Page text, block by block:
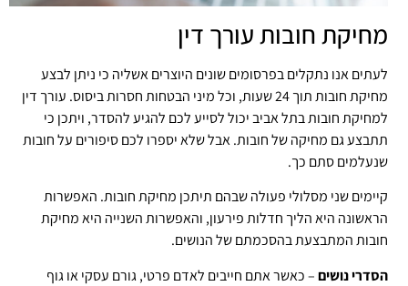
מחיקת חובות עורך דין
לעתים אנו נתקלים בפרסומים שונים היוצרים אשליה כי ניתן לבצע
מחיקת חובות תוך 24 שעות, וכל מיני הבטחות חסרות ביסוס. עורך דין
למחיקת חובות בתל אביב יכול לסייע לכם להגיע להסדר, ויתכן כי
תתבצע גם מחיקה של חובות. אבל שלא יספרו לכם סיפורים על חובות
שנעלמים סתם כך.
קיימים שני מסלולי פעולה שבהם תיתכן מחיקת חובות. האפשרות
הראשונה היא הליך חדלות פירעון, והאפשרות השנייה היא מחיקת
חובות המתבצעת בהסכמתם של הנושים.
הסדרי נושים– כאשר אתם חייבים לאדם פרטי, גורם עסקי או גוף